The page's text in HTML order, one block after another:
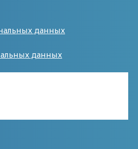
данных
данных